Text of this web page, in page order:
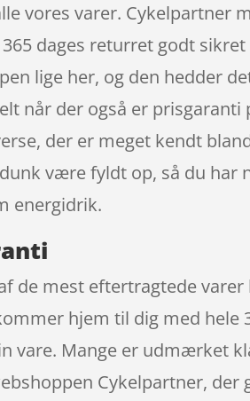
vores varer. Cykelpartner
dages returret godt
lige her, og den hedder
når der også er
der er meget kendt
være fyldt op, så du har
energidrik.
de mest eftertragtede
hjem til dig med hele
vare. Mange er udmærket
Cykelpartner, der